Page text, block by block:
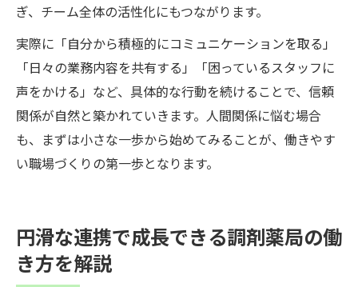
ぎ、チーム全体の活性化にもつながります。
実際に「自分から積極的にコミュニケーションを取る」
「日々の業務内容を共有する」「困っているスタッフに
声をかける」など、具体的な行動を続けることで、信頼
関係が自然と築かれていきます。人間関係に悩む場合
も、まずは小さな一歩から始めてみることが、働きやす
い職場づくりの第一歩となります。
円滑な連携で成長できる調剤薬局の働
き方を解説